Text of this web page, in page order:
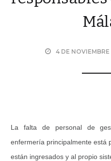
4 DE NOVIEMBRE
La falta de personal de
enfermería principalmente está
están ingresados y al propio